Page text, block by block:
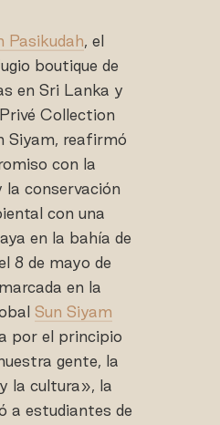
Pasikudah, el
boutique de
en Sri Lanka y
Collection
Siyam, reafirmó
con la
la conservación
con una
en la bahía de
8 de mayo de
en la
Sun Siyam
por el principio
gente, la
la cultura», la
a estudiantes de